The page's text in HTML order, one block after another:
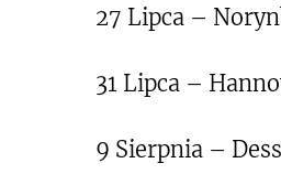
27 Lipca –
31 Lipca –
9 Sierpnia –